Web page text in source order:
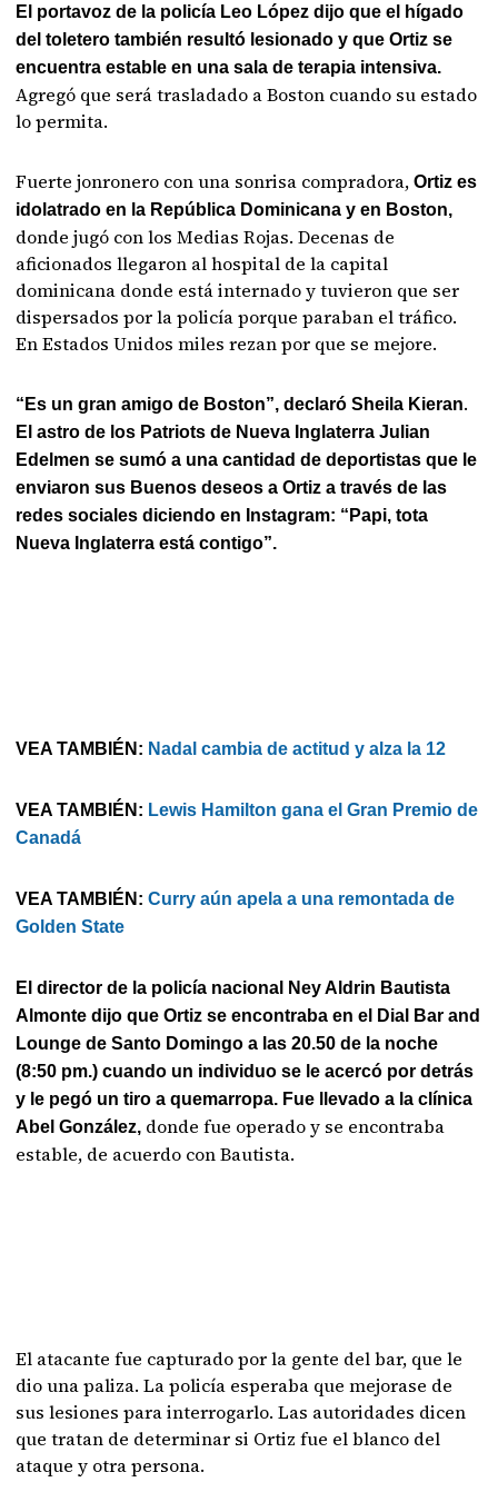
El portavoz de la policía Leo López dijo que el hígado
del toletero también resultó lesionado y que Ortiz se
encuentra estable en una sala de terapia intensiva.
Agregó que será trasladado a Boston cuando su estado
lo permita.
Fuerte jonronero con una sonrisa compradora,Ortiz es
idolatrado en la República Dominicana y en Boston,
donde jugó con los Medias Rojas. Decenas de
aficionados llegaron al hospital de la capital
dominicana donde está internado y tuvieron que ser
dispersados por la policía porque paraban el tráfico.
En Estados Unidos miles rezan por que se mejore.
“Es un gran amigo de Boston”, declaró Sheila Kieran.
El astro de los Patriots de Nueva Inglaterra Julian
Edelmen se sumó a una cantidad de deportistas que le
enviaron sus Buenos deseos a Ortiz a través de las
redes sociales diciendo en Instagram: “Papi, tota
Nueva Inglaterra está contigo”.
VEA TAMBIÉN: Nadal cambia de actitud y alza la 12
VEA TAMBIÉN: Lewis Hamilton gana el Gran Premio de
Canadá
VEA TAMBIÉN:Curry aún apela a una remontada de
Golden State
El director de la policía nacional Ney Aldrin Bautista
Almonte dijo que Ortiz se encontraba en el Dial Bar and
Lounge de Santo Domingo a las 20.50 de la noche
(8:50 pm.) cuando un individuo se le acercó por detrás
y le pegó un tiro a quemarropa. Fue llevado a la clínica
Abel González, donde fue operado y se encontraba
estable, de acuerdo con Bautista.
El atacante fue capturado por la gente del bar, que le
dio una paliza. La policía esperaba que mejorase de
sus lesiones para interrogarlo. Las autoridades dicen
que tratan de determinar si Ortiz fue el blanco del
ataque y otra persona.